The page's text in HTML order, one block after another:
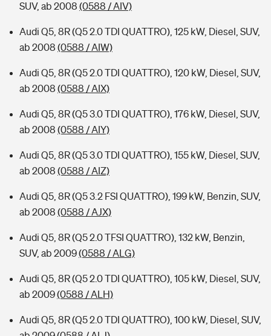
Sie haben Fragen?
Zur Übersicht
Kinderunfall-Check: Mehr Sicherheit für deine Kids
Typklassen: So ist Ihr Auto eingestuft
Sie haben Fragen?
SUV, ab 2008 (0588 / AIV)
Audi Q5, 8R (Q5 2.0 TDI QUATTRO), 125 kW, Diesel, SUV,
ab 2008 (0588 / AIW)
Audi Q5, 8R (Q5 2.0 TDI QUATTRO), 120 kW, Diesel, SUV,
ab 2008 (0588 / AIX)
Audi Q5, 8R (Q5 3.0 TDI QUATTRO), 176 kW, Diesel, SUV,
ab 2008 (0588 / AIY)
Audi Q5, 8R (Q5 3.0 TDI QUATTRO), 155 kW, Diesel, SUV,
ab 2008 (0588 / AIZ)
Audi Q5, 8R (Q5 3.2 FSI QUATTRO), 199 kW, Benzin, SUV,
ab 2008 (0588 / AJX)
Audi Q5, 8R (Q5 2.0 TFSI QUATTRO), 132 kW, Benzin,
SUV, ab 2009(0588 / ALG)
Audi Q5, 8R (Q5 2.0 TDI QUATTRO), 105 kW, Diesel, SUV,
ab 2009(0588 / ALH)
Audi Q5, 8R (Q5 2.0 TDI QUATTRO), 100 kW, Diesel, SUV,